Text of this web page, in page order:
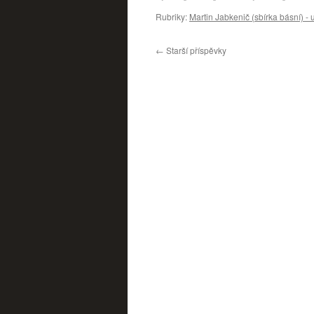
Rubriky: Martin Jabkenič (sbírka básní) -
← Starší příspěvky